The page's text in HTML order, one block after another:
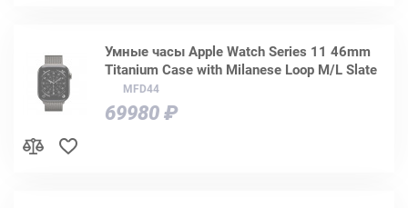
Умные часы Apple Watch Series 11 46mm
Titanium Case with Milanese Loop M/L Slate
MFD44
69980 ₽